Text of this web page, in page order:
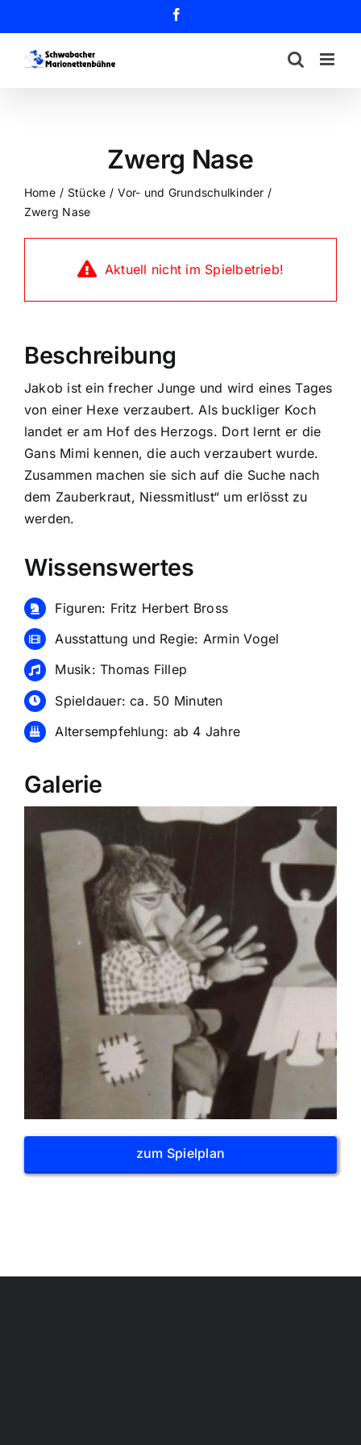
Inhalt
springen
Zwerg Nase
Home Stücke
Vor- und Grundschulkinder
Zwerg Nase
Aktuell nicht im Spielbetrieb!
Beschreibung
Jakob ist ein frecher Junge und wird eines Tages
von einer Hexe verzaubert. Als buckliger Koch
landet er am Hof des Herzogs. Dort lernt er die
Gans Mimi kennen, die auch verzaubert wurde.
Zusammen machen sie sich auf die Suche nach
dem Zauberkraut, Niessmitlust“ um erlösst zu
werden.
Wissenswertes
Figuren: Fritz Herbert Bross
Ausstattung und Regie: Armin Vogel
Musik: Thomas Fillep
Spieldauer: ca. 50 Minuten
Altersempfehlung: ab 4 Jahre
Galerie
zum Spielplan